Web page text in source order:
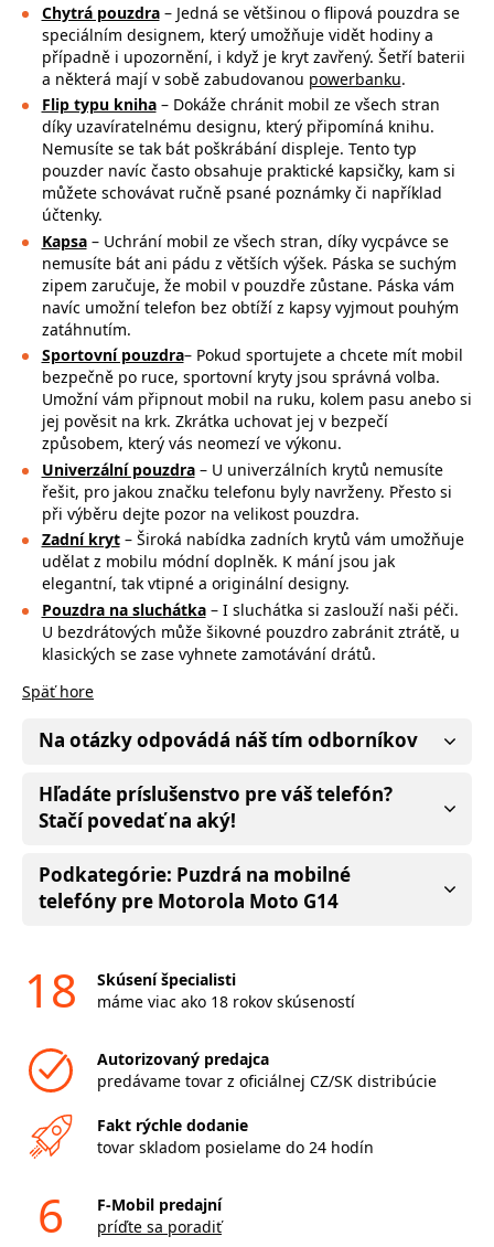
Chytrá pouzdra– Jedná se většinou o flipová pouzdra se
speciálním designem, který umožňuje vidět hodiny a
případně i upozornění, i když je kryt zavřený. Šetří baterii
a některá mají v sobě zabudovanou powerbanku.
Flip typu kniha– Dokáže chránit mobil ze všech stran
díky uzavíratelnému designu, který připomíná knihu.
Nemusíte se tak bát poškrábání displeje. Tento typ
pouzder navíc často obsahuje praktické kapsičky, kam si
můžete schovávat ručně psané poznámky či například
účtenky.
Kapsa– Uchrání mobil ze všech stran, díky vycpávce se
nemusíte bát ani pádu z větších výšek. Páska se suchým
zipem zaručuje, že mobil v pouzdře zůstane. Páska vám
navíc umožní telefon bez obtíží z kapsy vyjmout pouhým
zatáhnutím.
Sportovní pouzdra– Pokud sportujete a chcete mít mobil
bezpečně po ruce, sportovní kryty jsou správná volba.
Umožní vám připnout mobil na ruku, kolem pasu anebo si
jej pověsit na krk. Zkrátka uchovat jej v bezpečí
způsobem, který vás neomezí ve výkonu.
Univerzální pouzdra – U univerzálních krytů nemusíte
řešit, pro jakou značku telefonu byly navrženy. Přesto si
při výběru dejte pozor na velikost pouzdra.
Zadní kryt– Široká nabídka zadních krytů vám umožňuje
udělat z mobilu módní doplněk. K mání jsou jak
elegantní, tak vtipné a originální designy.
Pouzdra na sluchátka– I sluchátka si zaslouží naši péči.
U bezdrátových může šikovné pouzdro zabránit ztrátě, u
klasických se zase vyhnete zamotávání drátů.
Späť hore
Na otázky odpovádá náš tím odborníkov
Hľadáte príslušenstvo pre váš telefón?
Stačí povedať na aký!
Podkategórie: Puzdrá na mobilné
telefóny pre Motorola Moto G14
18
Skúsení špecialisti
máme viac ako 18 rokov skúseností
Autorizovaný predajca
predávame tovar z oficiálnej CZ/SK distribúcie
Fakt rýchle dodanie
tovar skladom posielame do 24 hodín
6
F-Mobil predajní
príďte sa poradiť